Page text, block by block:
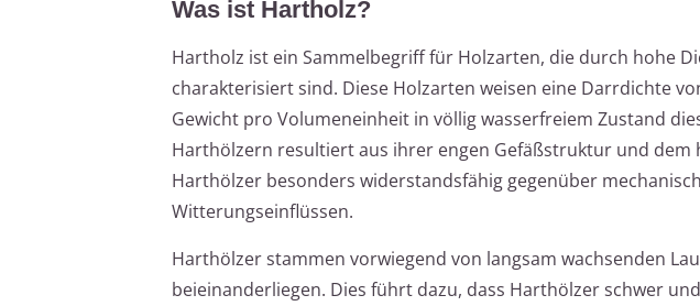
Was ist Hartholz?
Hartholz ist ein Sammelbegriff für Holzarten, die durch hohe
charakterisiert sind. Diese Holzarten weisen eine Darrdichte
Gewicht pro Volumeneinheit in völlig wasserfreiem Zustand
Harthölzern resultiert aus ihrer engen Gefäßstruktur und dem
Harthölzer besonders widerstandsfähig gegenüber
Witterungseinflüssen.
Harthölzer stammen vorwiegend von langsam wachsenden
beieinanderliegen. Dies führt dazu, dass Harthölzer schwer